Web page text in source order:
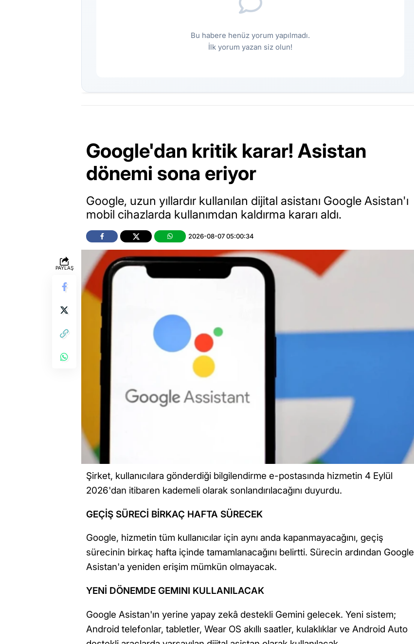
Bu habere henüz yorum yapılmadı.
İlk yorum yazan siz olun!
PAYLAŞ
Google'dan kritik karar! Asistan
dönemi sona eriyor
Google, uzun yıllardır kullanılan dijital asistanı Google Asistan'ı
mobil cihazlarda kullanımdan kaldırma kararı aldı.
2026-08-07 05:00:34
Şirket, kullanıcılara gönderdiği bilgilendirme e-postasında hizmetin 4 Eylül
2026'dan itibaren kademeli olarak sonlandırılacağını duyurdu.
GEÇİŞ SÜRECİ BİRKAÇ HAFTA SÜRECEK
Google, hizmetin tüm kullanıcılar için aynı anda kapanmayacağını, geçiş
sürecinin birkaç hafta içinde tamamlanacağını belirtti. Sürecin ardından Google
Asistan'a yeniden erişim mümkün olmayacak.
YENİ DÖNEMDE GEMINI KULLANILACAK
Google Asistan'ın yerine yapay zekâ destekli Gemini gelecek. Yeni sistem;
Android telefonlar, tabletler, Wear OS akıllı saatler, kulaklıklar ve Android Auto